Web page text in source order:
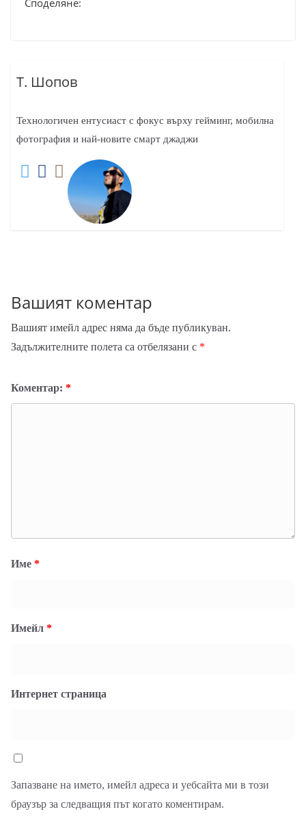
Споделяне:
Т. Шопов
Технологичен ентусиаст с фокус върху гейминг, мобилна
фотография и най-новите смарт джаджи
Вашият коментар
Вашият имейл адрес няма да бъде публикуван.
Задължителните полета са отбелязани с *
Коментар: *
Име *
Имейл *
Интернет страница
Запазване на името, имейл адреса и уебсайта ми в този
браузър за следващия път когато коментирам.